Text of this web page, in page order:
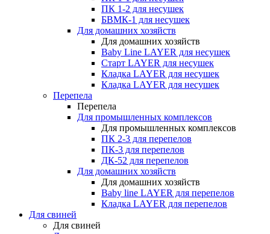
ПК 1-2 для несушек
БВМК-1 для несушек
Для домашних хозяйств
Для домашних хозяйств
Baby Line LAYER для несушек
Старт LAYER для несушек
Кладка LAYER для несушек
Кладка LAYER для несушек
Перепела
Перепела
Для промышленных комплексов
Для промышленных комплексов
ПК 2-3 для перепелов
ПК-3 для перепелов
ДК-52 для перепелов
Для домашних хозяйств
Для домашних хозяйств
Baby line LAYER для перепелов
Кладка LAYER для перепелов
Для свиней
Для свиней